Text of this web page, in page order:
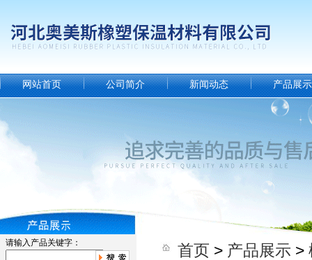
网站首页 公司简介 新闻动态 产品展示
请输入产品关键字： 首页 > 产品展示 >